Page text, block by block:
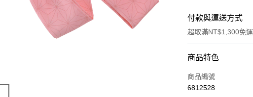
付款與運送方式
超取滿NT$1,300免運
付款方式
信用卡一次付款
商品特色
商品編號
6812528